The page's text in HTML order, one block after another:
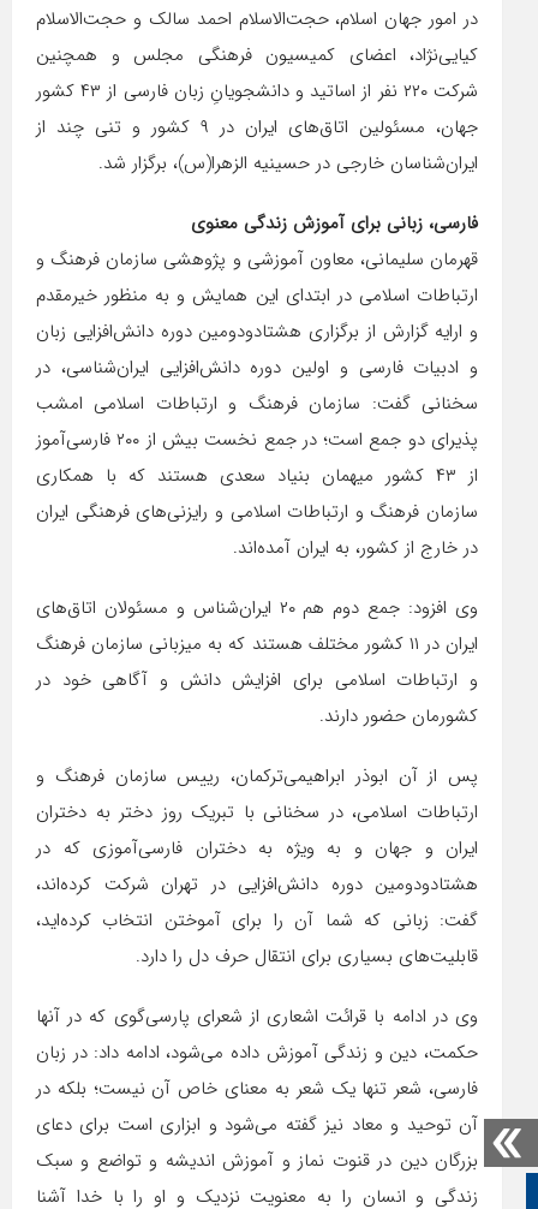
صفحه نخست
در امور جهان اسلام، حجت‌الاسلام احمد سالک و حجت‌الاسلام
کیایی‌نژاد، اعضای کمیسیون فرهنگی مجلس و همچنین
شرکت ۲۲۰ نفر از اساتید و دانشجویانِ زبان فارسی از ۴۳ کشور
جهان، مسئولین اتاق‌های ایران در ۹ کشور و تنی چند از
ایران‌شناسان خارجی در حسینیه الزهرا(س)، برگزار شد.
فارسی، زبانی برای آموزش زندگی معنوی
قهرمان سلیمانی، معاون آموزشی و پژوهشی سازمان فرهنگ و
ارتباطات اسلامی در ابتدای این همایش و به منظور خیرمقدم
و ارایه گزارش از برگزاری هشتادودومین دوره دانش‌افزایی زبان
و ادبیات فارسی و اولین دوره دانش‌افزایی ایران‌شناسی، در
سخنانی گفت: سازمان فرهنگ و ارتباطات اسلامی امشب
پذیرای دو جمع است؛ در جمع نخست بیش از ۲۰۰ فارسی‌آموز
از ۴۳ کشور میهمان بنیاد سعدی هستند که با همکاری
سازمان فرهنگ و ارتباطات اسلامی و رایزنی‌های فرهنگی ایران
در خارج از کشور، به ایران آمده‌اند.
وی افزود: جمع دوم هم ۲۰ ایران‌شناس و مسئولان اتاق‌های
ایران در ۱۱ کشور مختلف هستند که به میزبانی سازمان فرهنگ
و ارتباطات اسلامی برای افزایش دانش و آگاهی خود در
کشورمان حضور دارند.
پس از آن ابوذر ابراهیمی‌ترکمان، رییس سازمان فرهنگ و
ارتباطات اسلامی، در سخنانی با تبریک روز دختر به دختران
ایران و جهان و به ویژه به دختران فارسی‌آموزی که در
هشتادودومین دوره دانش‌افزایی در تهران شرکت کرده‌اند،
گفت: زبانی که شما آن را برای آموختن انتخاب کرده‌اید،
قابلیت‌های بسیاری برای انتقال حرف دل را دارد.
وی در ادامه با قرائت اشعاری از شعرای پارسی‌گوی که در آنها
حکمت، دین و زندگی آموزش داده می‌شود، ادامه داد: در زبان
فارسی، شعر تنها یک شعر به معنای خاص آن نیست؛ بلکه در
آن توحید و معاد نیز گفته می‌شود و ابزاری است برای دعای
بزرگان دین در قنوت نماز و آموزش اندیشه و تواضع و سبک
زندگی و انسان را به معنویت نزدیک و او را با خدا آشنا